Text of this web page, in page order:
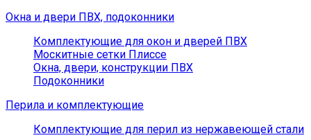
Окна и двери ПВХ, подоконники
Комплектующие для окон и дверей ПВХ
Москитные сетки Плиссе
Окна, двери, конструкции ПВХ
Подоконники
Перила и комплектующие
Комплектующие для перил из нержавеющей стали